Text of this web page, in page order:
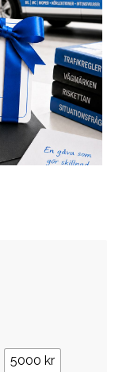
5000 kr